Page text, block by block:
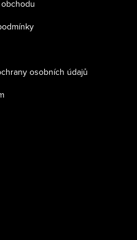
osobních údajů